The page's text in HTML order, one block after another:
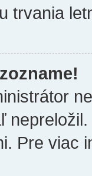
trvania
Pre viac